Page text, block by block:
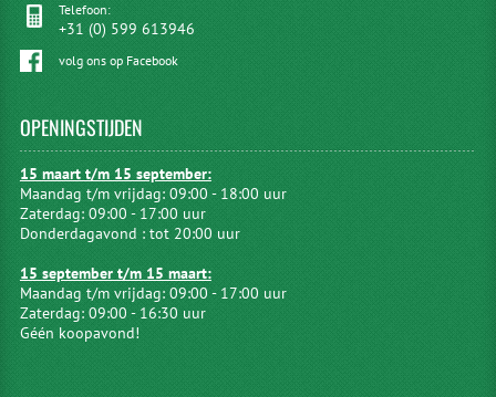
Telefoon:
+31 (0) 599 613946
volg ons op Facebook
OPENINGSTIJDEN
15 maart t/m 15 september:
Maandag t/m vrijdag: 09:00 - 18:00 uur
Zaterdag: 09:00 - 17:00 uur
Donderdagavond : tot 20:00 uur
15 september t/m 15 maart:
Maandag t/m vrijdag: 09:00 - 17:00 uur
Zaterdag: 09:00 - 16:30 uur
Géén koopavond!